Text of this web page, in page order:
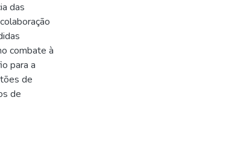
das
combate à
para a
de
de